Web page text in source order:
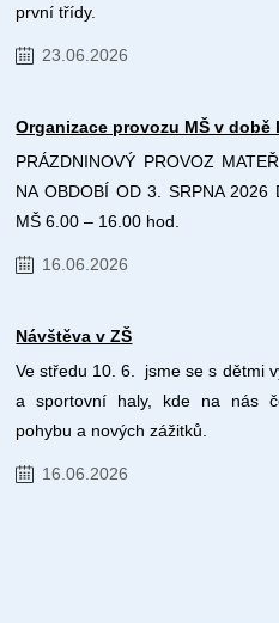
první třídy.
23.06.2026
Organizace provozu MŠ v
PRÁZDNINOVÝ PROVOZ
NA OBDOBÍ OD 3. SRPNA
MŠ 6.00 – 16.00 hod.
16.06.2026
Návštěva v ZŠ
Ve středu 10. 6. jsme se s dětmi
a sportovní haly, kde na nás
pohybu a nových zážitků.
16.06.2026